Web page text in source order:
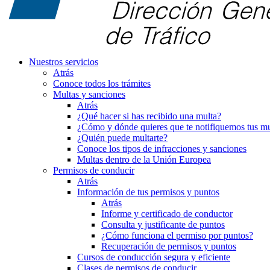
Nuestros servicios
Atrás
Conoce todos los trámites
Multas y sanciones
Atrás
¿Qué hacer si has recibido una multa?
¿Cómo y dónde quieres que te notifiquemos tus
¿Quién puede multarte?
Conoce los tipos de infracciones y sanciones
Multas dentro de la Unión Europea
Permisos de conducir
Atrás
Información de tus permisos y puntos
Atrás
Informe y certificado de conductor
Consulta y justificante de puntos
¿Cómo funciona el permiso por puntos?
Recuperación de permisos y puntos
Cursos de conducción segura y eficiente